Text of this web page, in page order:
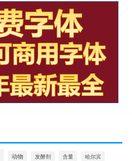
动物 发酵剂 含量 哈尔滨